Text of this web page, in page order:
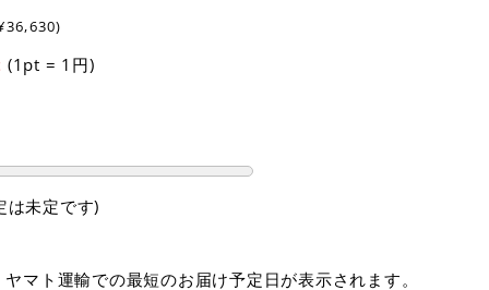
(1pt = 1円)
は未定です)
マト運輸での最短のお届け予定日が表示されます。